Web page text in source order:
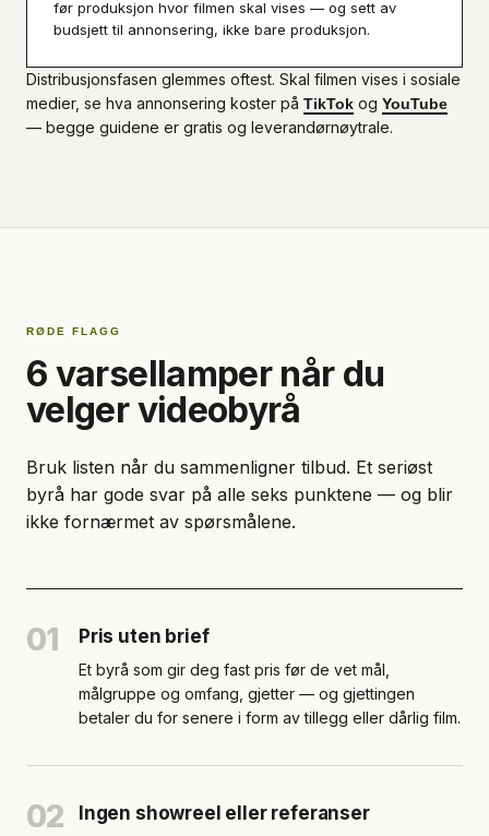
før produksjon hvor filmen skal vises — og sett av
budsjett til annonsering, ikke bare produksjon.
Distribusjonsfasen glemmes oftest. Skal filmen vises i sosiale
medier, se hva annonsering koster på TikTok og YouTube
— begge guidene er gratis og leverandørnøytrale.
RØDE FLAGG
6 varsellamper når du
velger videobyrå
Bruk listen når du sammenligner tilbud. Et seriøst
byrå har gode svar på alle seks punktene — og blir
ikke fornærmet av spørsmålene.
01 Pris uten brief
Et byrå som gir deg fast pris før de vet mål,
målgruppe og omfang, gjetter — og gjettingen
betaler du for senere i form av tillegg eller dårlig film.
02 Ingen showreel eller referanser